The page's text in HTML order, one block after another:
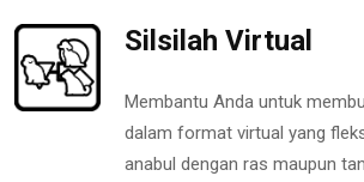
Silsilah Virtual
Membantu Anda untuk
dalam format virtual yang
anabul dengan ras maupun